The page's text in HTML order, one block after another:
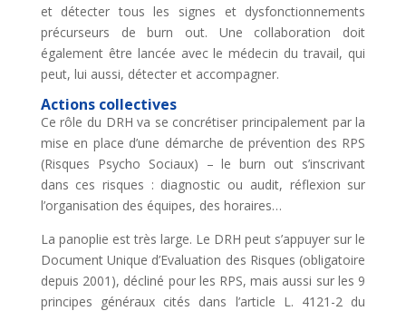
et détecter tous les signes et dysfonctionnements
précurseurs de burn out. Une collaboration doit
également être lancée avec le médecin du travail, qui
peut, lui aussi, détecter et accompagner.
Actions collectives
Ce rôle du DRH va se concrétiser principalement par la
mise en place d’une démarche de prévention des RPS
(Risques Psycho Sociaux) – le burn out s’inscrivant
dans ces risques : diagnostic ou audit, réflexion sur
l’organisation des équipes, des horaires…
La panoplie est très large. Le DRH peut s’appuyer sur le
Document Unique d’Evaluation des Risques (obligatoire
depuis 2001), décliné pour les RPS, mais aussi sur les 9
principes généraux cités dans l’article L. 4121-2 du